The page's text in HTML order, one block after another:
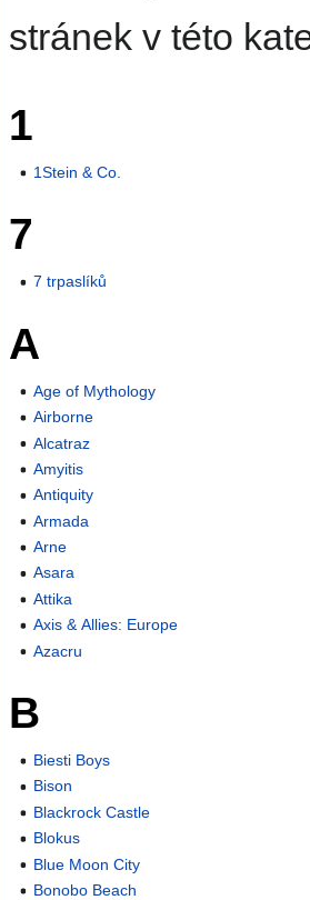
stránek v této
1
1Stein & Co.
7
7 trpaslíků
A
Age of Mythology
Airborne
Alcatraz
Amyitis
Antiquity
Armada
Arne
Asara
Attika
Axis & Allies: Europe
Azacru
B
Biesti Boys
Bison
Blackrock Castle
Blokus
Blue Moon City
Bonobo Beach